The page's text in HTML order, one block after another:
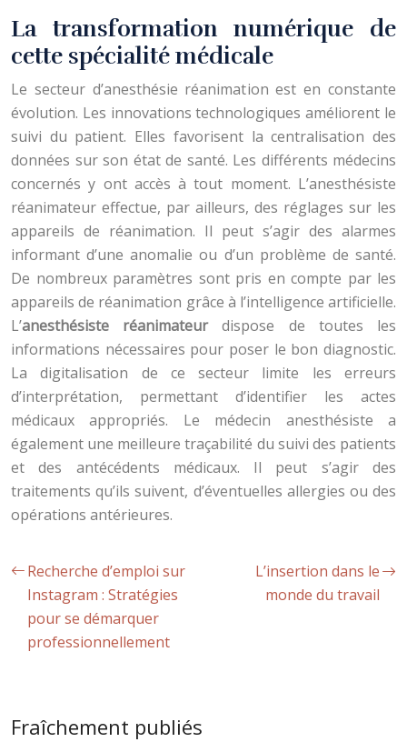
La transformation numérique de
cette spécialité médicale
Le secteur d’anesthésie réanimation est en constante
évolution. Les innovations technologiques améliorent le
suivi du patient. Elles favorisent la centralisation des
données sur son état de santé. Les différents médecins
concernés y ont accès à tout moment. L’anesthésiste
réanimateur effectue, par ailleurs, des réglages sur les
appareils de réanimation. Il peut s’agir des alarmes
informant d’une anomalie ou d’un problème de santé.
De nombreux paramètres sont pris en compte par les
appareils de réanimation grâce à l’intelligence artificielle.
L’anesthésiste réanimateurdispose de toutes les
informations nécessaires pour poser le bon diagnostic.
La digitalisation de ce secteur limite les erreurs
d’interprétation, permettant d’identifier les actes
médicaux appropriés. Le médecin anesthésiste a
également une meilleure traçabilité du suivi des patients
et des antécédents médicaux. Il peut s’agir des
traitements qu’ils suivent, d’éventuelles allergies ou des
opérations antérieures.
Recherche d’emploi sur
Instagram : Stratégies
pour se démarquer
professionnellement
L’insertion dans le
monde du travail
Fraîchement publiés